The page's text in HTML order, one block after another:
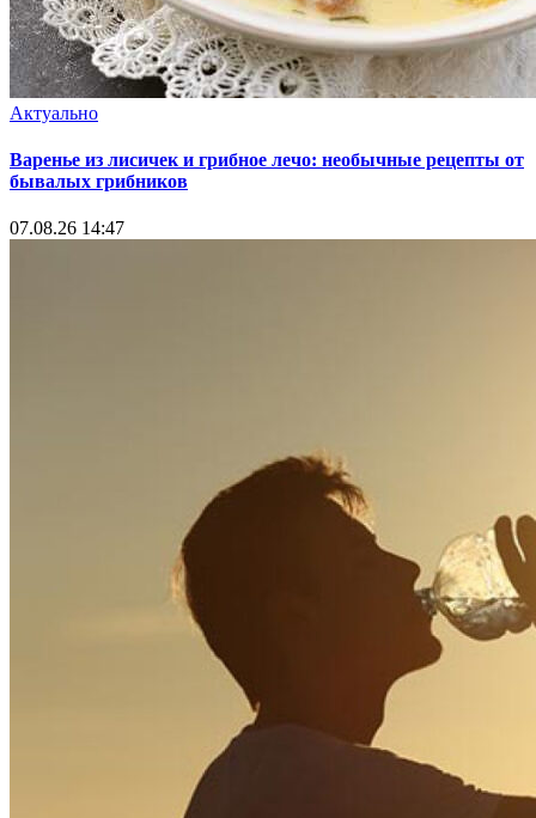
Актуально
Варенье из лисичек и грибное лечо: необычные рецепты от
бывалых грибников
07.08.26 14:47